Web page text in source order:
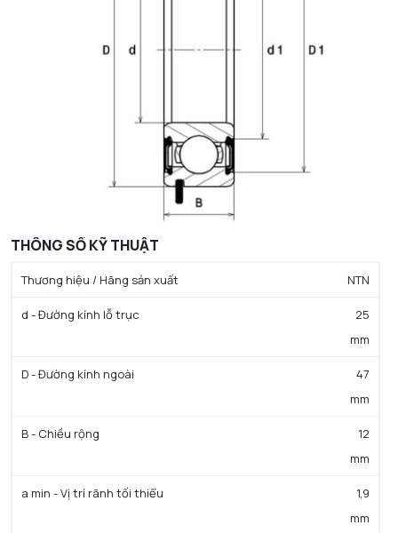
THÔNG SỐ KỸ THUẬT
Thương hiệu / Hãng sản xuất NTN
d - Đường kính lỗ trục
25
mm
D - Đường kính ngoài
47
mm
B - Chiều rộng
12
mm
a min - Vị trí rãnh tối thiểu
1,9
mm